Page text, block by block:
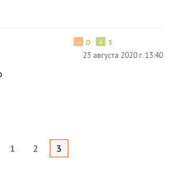
+ 3
− 0
23 августа 2020 г. 13:40
1 2 3